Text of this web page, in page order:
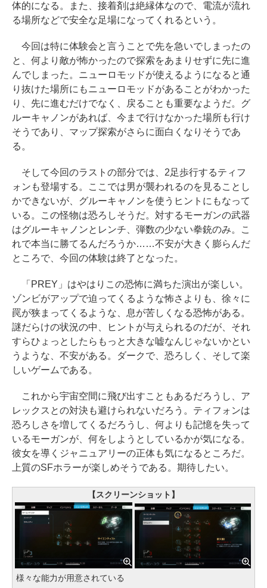
体的になる。また、接着剤は絶縁体なので、電流が流れ
る場所などで安全な足場になってくれるという。
今回は特に体験会と言うことで先を急いでしまったの
と、何より敵が怖かったので探索をあまりせずに先に進
んでしまった。ニューロモッドが使えるようになると通
り抜けた場所にもニューロモッドがあることがわかった
り、先に進むだけでなく、戻ることも重要なようだ。グ
ルーキャノンがあれば、今まで行けなかった場所も行け
そうであり、マップ探索がさらに面白くなりそうであ
る。
そして今回のラストの部分では、2足歩行するティフ
ォンも登場する。ここでは男が襲われるのを見ることし
かできないが、グルーキャノンを使うヒントにもなって
いる。この怪物は恐ろしそうだ。対するモーガンの武器
はグルーキャノンとレンチ、弾数の少ない拳銃のみ。こ
れで本当に勝てるんだろうか……不安が大きく膨らんだ
ところで、今回の体験は終了となった。
「PREY」はやはりこの恐怖に満ちた演出が楽しい。
ゾンビがアップで迫ってくるような怖さよりも、徐々に
罠が狭まってくるような、息が苦しくなる恐怖がある。
謎だらけの状況の中、ヒントが与えられるのだが、それ
すらひょっとしたらもっと大きな嘘なんじゃないかとい
うような、不安がある。ダークで、恐ろしく、そして楽
しいゲームである。
これから宇宙空間に飛び出すこともあるだろうし、ア
レックスとの対決も避けられないだろう。ティフォンは
恐ろしさを増してくるだろうし、何よりも記憶を失って
いるモーガンが、何をしようとしているかが気になる。
彼女を導くジャニュアリーの正体も気になるところだ。
上質のSFホラーが楽しめそうである。期待したい。
【スクリーンショット】
様々な能力が用意されている